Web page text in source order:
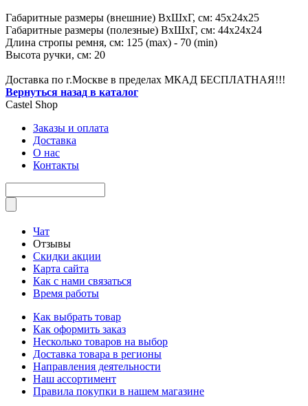
Габаритные размеры (внешние) ВхШхГ, см: 45х24х25
Габаритные размеры (полезные) ВхШхГ, см: 44х24х24
Длина стропы ремня, см: 125 (max) - 70 (min)
Высота ручки, см: 20
Доставка по г.Москве в пределах МКАД БЕСПЛАТНАЯ!!!
Вернуться назад в каталог
Castel Shop
Заказы и оплата
Доставка
О нас
Контакты
Чат
Отзывы
Скидки акции
Карта сайта
Как с нами связаться
Время работы
Как выбрать товар
Как оформить заказ
Несколько товаров на выбор
Доставка товара в регионы
Направления деятельности
Наш ассортимент
Правила покупки в нашем магазине